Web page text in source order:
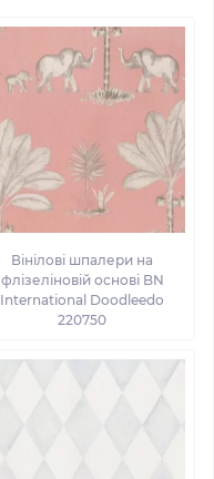
Вінілові шпалери на
флізеліновій основі BN
International Doodleedo
220750